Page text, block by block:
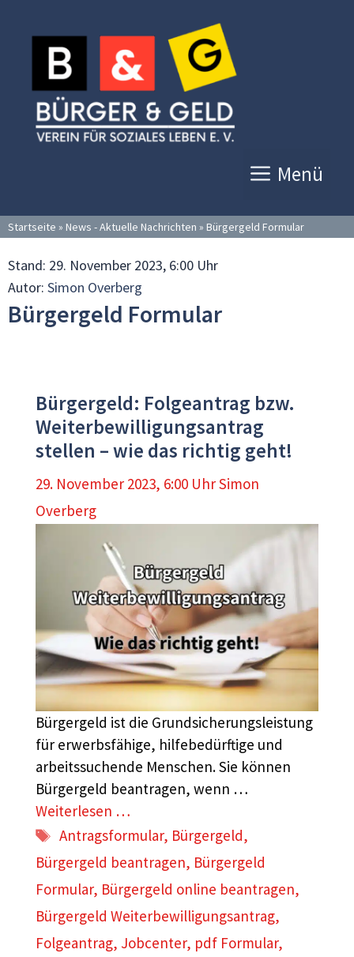
Inhalt
springen
Menü
Startseite » News - Aktuelle Nachrichten » Bürgergeld Formular
Stand: 29. November 2023, 6:00 Uhr
Autor: Simon Overberg
Bürgergeld Formular
Bürgergeld: Folgeantrag bzw.
Weiterbewilligungsantrag
stellen – wie das richtig geht!
29. November 2023, 6:00 UhrSimon
Overberg
Bürgergeld ist die Grundsicherungsleistung
für erwerbsfähige, hilfebedürftige und
arbeitssuchende Menschen. Sie können
Bürgergeld beantragen, wenn …
Weiterlesen …
Schlagwörter
Antragsformular, Bürgergeld,
Bürgergeld beantragen, Bürgergeld
Formular, Bürgergeld online beantragen,
Bürgergeld Weiterbewilligungsantrag,
Folgeantrag, Jobcenter, pdf Formular,